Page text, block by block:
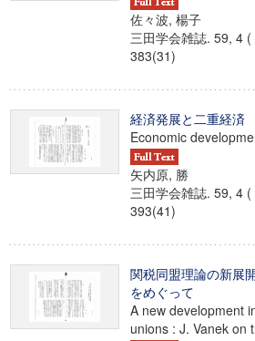
佐々波, 楊子
三田学会雑誌. 59, 4
383(31)
経済発展と二重経済
Economic
矢内原, 勝
三田学会雑誌. 59, 4
393(41)
関税同盟理論の新展
をめぐって
A new development
unions : J. Vanek on